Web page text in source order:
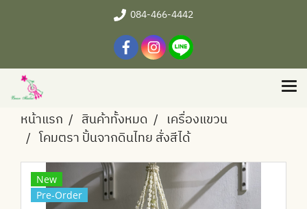
084-466-4442
หน้าแรก สินค้าทั้งหมด
เครื่องแขวน
โคมตรา ปั้นจากดินไทย สั่งสีได้
New
Pre-Order